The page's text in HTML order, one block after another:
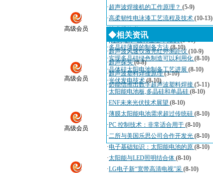
高级会员
高级会员
高级会员
·超声波焊接机的工作原理？ (5-9)
·高柔韧性电泳漆工艺流程及技术 (10-13)
技术规格书
(4-3)
·[注意]超声波行业基本知识(5-16)
·超声波风速仪激光红外测距仪 (10-9)
·超声探头(6-8)
·超声波塑料焊接原理(3-10)
·必能信推出数字超声波塑料焊接 (5-11)
◆相关资讯
·多晶硅薄膜的制备方法(8-10)
·实现多晶硅绿色制造可以利用化 (8-10)
·晶体硅太阳电池制备工艺进展 (8-10)
·光伏发电技术(8-10)
·太阳能电池板,多晶硅和单晶硅 (8-10)
·ENF未来光伏技术展望 (8-10)
·薄膜太阳能电池需求超过传统硅 (8-10)
·PC 控制技术：非常适合用于 (8-10)
·二所与美国乐思公司合作开发光 (8-10)
·电子基础知识：太阳能电池的原 (8-10)
·太阳能与LED照明结合体 (8-10)
·LG电子新“宽带高清电视”采 (8-10)